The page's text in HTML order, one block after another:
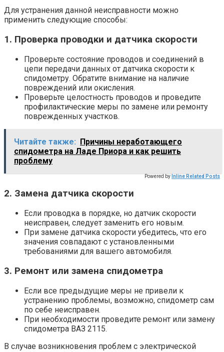
Для устранения данной неисправности можно
применить следующие способы:
1. Проверка проводки и датчика скорости
Проверьте состояние проводов и соединений в
цепи передачи данных от датчика скорости к
спидометру. Обратите внимание на наличие
повреждений или окисления.
Проверьте целостность проводов и проведите
профилактические меры по замене или ремонту
поврежденных участков.
Читайте также: Причины неработающего
спидометра на Ладе Приора и как решить
проблему
Powered by Inline Related Posts
2. Замена датчика скорости
Если проводка в порядке, но датчик скорости
неисправен, следует заменить его новым.
При замене датчика скорости убедитесь, что его
значения совпадают с установленными
требованиями для вашего автомобиля.
3. Ремонт или замена спидометра
Если все предыдущие меры не привели к
устранению проблемы, возможно, спидометр сам
по себе неисправен.
При необходимости проведите ремонт или замену
спидометра ВАЗ 2115.
В случае возникновения проблем с электрической